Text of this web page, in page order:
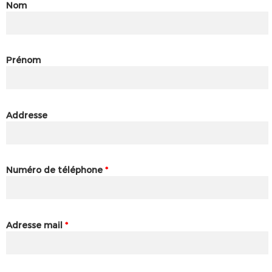
Nom
Prénom
Addresse
Numéro de téléphone *
Adresse mail *